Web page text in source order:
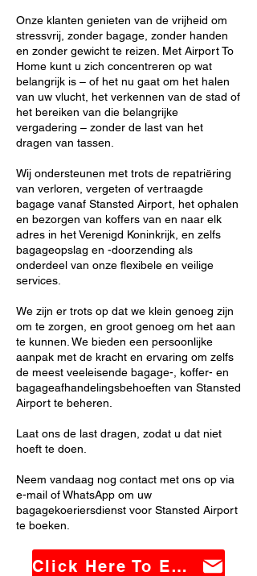
Onze klanten genieten van de vrijheid om
stressvrij, zonder bagage, zonder handen
en zonder gewicht te reizen. Met Airport To
Home kunt u zich concentreren op wat
belangrijk is – of het nu gaat om het halen
van uw vlucht, het verkennen van de stad of
het bereiken van die belangrijke
vergadering – zonder de last van het
dragen van tassen.
Wij ondersteunen met trots de repatriëring
van verloren, vergeten of vertraagde
bagage vanaf Stansted Airport, het ophalen
en bezorgen van koffers van en naar elk
adres in het Verenigd Koninkrijk, en zelfs
bagageopslag en -doorzending als
onderdeel van onze flexibele en veilige
services.
We zijn er trots op dat we klein genoeg zijn
om te zorgen, en groot genoeg om het aan
te kunnen. We bieden een persoonlijke
aanpak met de kracht en ervaring om zelfs
de meest veeleisende bagage-, koffer- en
bagageafhandelingsbehoeften van Stansted
Airport te beheren.
Laat ons de last dragen, zodat u dat niet
hoeft te doen.
Neem vandaag nog contact met ons op via
e-mail of WhatsApp om uw
bagagekoeriersdienst voor Stansted Airport
te boeken.
Click Here To Email Us